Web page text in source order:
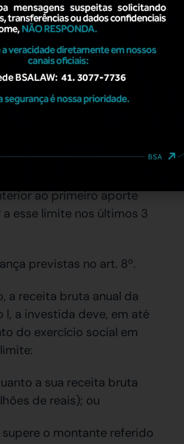
a possuir o controle
da sociedade investida.
permite o investimento
indispensável observar o
pelo FIP – Capital
(dezesseis milhões de
ao primeiro aporte
esse limite nos últimos 3
previstas no art. 8º.
a receita bruta anual da
a investida deve, em até
do exercício social em
a sua receita bruta
de reais); ou
o montante referido